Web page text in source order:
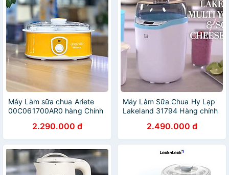
Máy Làm sữa chua Ariete
00C061700AR0 hàng Chính
2.290.000 đ
Máy Làm Sữa Chua Hy Lạp
Lakeland 31794 Hàng chính
2.490.000 đ